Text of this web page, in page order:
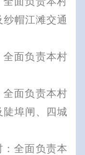
帽江滩交通
全面负责本村
全面负责本村
陡埠闸、四城
：全面负责本